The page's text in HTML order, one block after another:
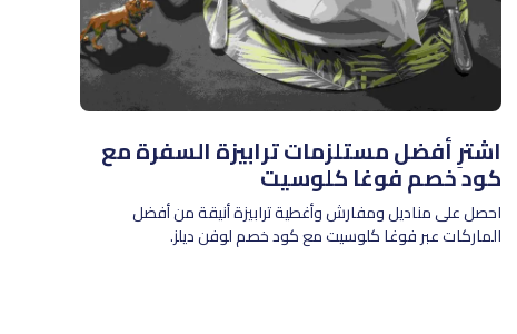
اشترِ أفضل مستلزمات ترابيزة السفرة مع
كود خصم فوغا كلوسيت
احصل على مناديل ومفارش وأغطية ترابيزة أنيقة من أفضل
الماركات عبر فوغا كلوسيت مع كود خصم لوفن ديلز.